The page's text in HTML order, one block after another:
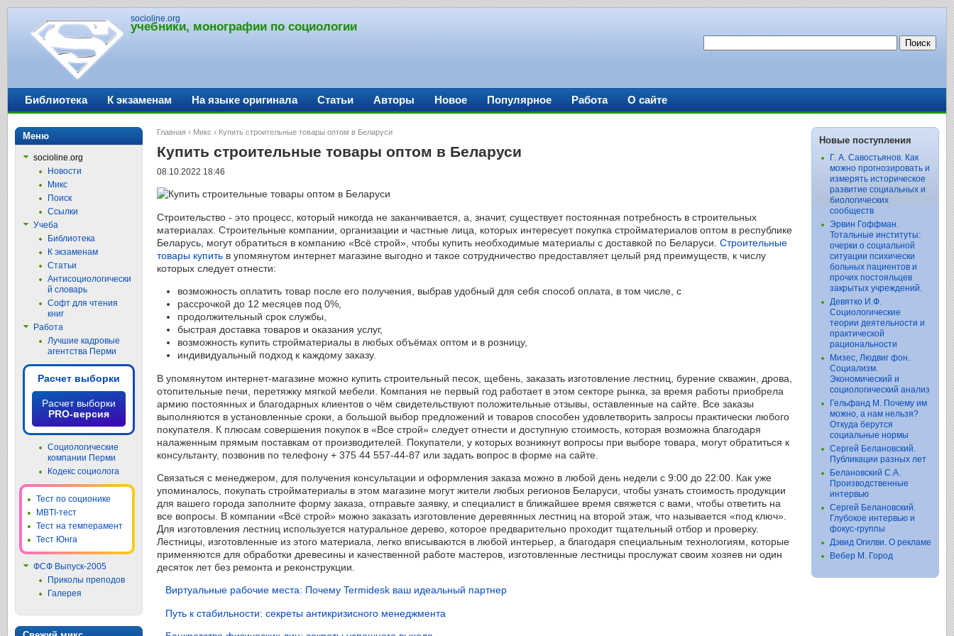
socioline.org
учебники, монографии по социологии
Главная › Микс › Купить строительные товары оптом в Беларуси
Купить строительные товары оптом в Беларуси
08.10.2022 18:46
Строительство - это процесс, который никогда не заканчивается, а, значит, существует постоянная потребность в строительных
материалах. Строительные компании, организации и частные лица, которых интересует покупка стройматериалов оптом в республике
Беларусь, могут обратиться в компанию «Всё строй», чтобы купить необходимые материалы с доставкой по Беларуси. Строительные
товары купить в упомянутом интернет магазине выгодно и такое сотрудничество предоставляет целый ряд преимуществ, к числу
которых следует отнести:
возможность оплатить товар после его получения, выбрав удобный для себя способ оплата, в том числе, с
рассрочкой до 12 месяцев под 0%,
продолжительный срок службы,
быстрая доставка товаров и оказания услуг,
возможность купить стройматериалы в любых объёмах оптом и в розницу,
индивидуальный подход к каждому заказу.
В упомянутом интернет-магазине можно купить строительный песок, щебень, заказать изготовление лестниц, бурение скважин, дрова,
отопительные печи, перетяжку мягкой мебели. Компания не первый год работает в этом секторе рынка, за время работы приобрела
армию постоянных и благодарных клиентов о чём свидетельствуют положительные отзывы, оставленные на сайте. Все заказы
выполняются в установленные сроки, а большой выбор предложений и товаров способен удовлетворить запросы практически любого
покупателя. К плюсам совершения покупок в «Все строй» следует отнести и доступную стоимость, которая возможна благодаря
налаженным прямым поставкам от производителей. Покупатели, у которых возникнут вопросы при выборе товара, могут обратиться к
консультанту, позвонив по телефону + 375 44 557-44-87 или задать вопрос в форме на сайте.
Связаться с менеджером, для получения консультации и оформления заказа можно в любой день недели с 9:00 до 22:00. Как уже
упоминалось, покупать стройматериалы в этом магазине могут жители любых регионов Беларуси, чтобы узнать стоимость продукции
для вашего города заполните форму заказа, отправьте заявку, и специалист в ближайшее время свяжется с вами, чтобы ответить на
все вопросы. В компании «Всё строй» можно заказать изготовление деревянных лестниц на второй этаж, что называется «под ключ».
Для изготовления лестниц используется натуральное дерево, которое предварительно проходит тщательный отбор и проверку.
Лестницы, изготовленные из этого материала, легко вписываются в любой интерьер, а благодаря специальным технологиям, которые
применяются для обработки древесины и качественной работе мастеров, изготовленные лестницы прослужат своим хозяев ни один
десяток лет без ремонта и реконструкции.
Виртуальные рабочие места: Почему Termidesk ваш идеальный партнер
Путь к стабильности: секреты антикризисного менеджмента
Библиотека К экзаменам На языке оригинала Статьи Авторы Новое Популярное Работа О сайте
Меню
socioline.org
Новости
Микс
Поиск
Ссылки
Учеба
Библиотека
К экзаменам
Статьи
Антисоциологически
й словарь
Софт для чтения
книг
Работа
Лучшие кадровые
агентства Перми
Расчет выборки
Расчет выборки
PRO-версия
Социологические
компании Перми
Кодекс социолога
Тест по соционике
MBTI-тест
Тест на темперамент
Тест Юнга
ФСФ Выпуск-2005
Приколы преподов
Галерея
Новые поступления
Г. А. Савостьянов. Как
можно прогнозировать и
измерять историческое
развитие социальных и
биологических
сообществ
Эрвин Гоффман.
Тотальные институты:
очерки о социальной
ситуации психически
больных пациентов и
прочих постояльцев
закрытых учреждений.
Девятко И.Ф.
Социологические
теории деятельности и
практической
рациональности
Мизес, Людвиг фон.
Социализм.
Экономический и
социологический анализ
Гельфанд М. Почему им
можно, а нам нельзя?
Откуда берутся
социальные нормы
Сергей Белановский.
Публикации разных лет
Белановский С.А.
Производственные
интервью
Сергей Белановский.
Глубокое интервью и
фокус-группы
Дэвид Огилви. О рекламе
Вебер М. Город